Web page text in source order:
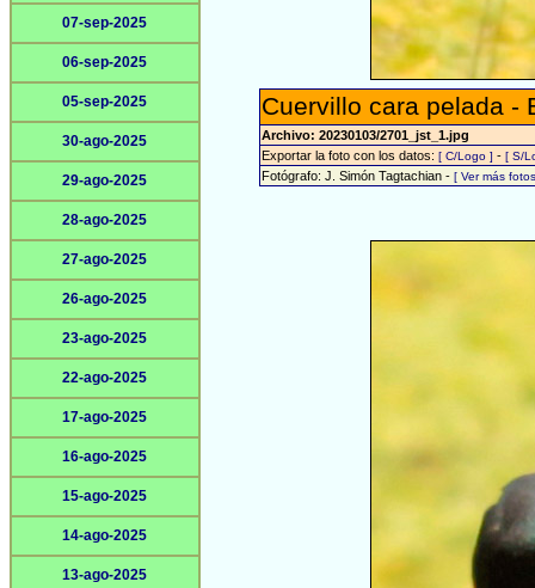
07-sep-2025
06-sep-2025
05-sep-2025
30-ago-2025
29-ago-2025
28-ago-2025
27-ago-2025
26-ago-2025
23-ago-2025
22-ago-2025
17-ago-2025
16-ago-2025
15-ago-2025
14-ago-2025
13-ago-2025
Cuervillo cara pelada -
Archivo: 20230103/2701_jst_1.jpg
Exportar la foto con los datos:[ C/Logo ] -[ S/
Fotógrafo: J. Simón Tagtachian -[ Ver más